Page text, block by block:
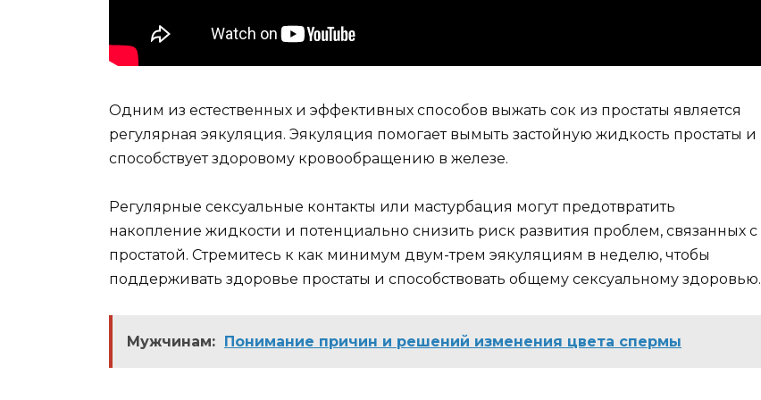
Одним из естественных и эффективных способов выжать сок из простаты является
регулярная эякуляция. Эякуляция помогает вымыть застойную жидкость простаты и
способствует здоровому кровообращению в железе.
Регулярные сексуальные контакты или мастурбация могут предотвратить
накопление жидкости и потенциально снизить риск развития проблем, связанных с
простатой. Стремитесь к как минимум двум-трем эякуляциям в неделю, чтобы
поддерживать здоровье простаты и способствовать общему сексуальному здоровью.
Мужчинам: Понимание причин и решений изменения цвета спермы